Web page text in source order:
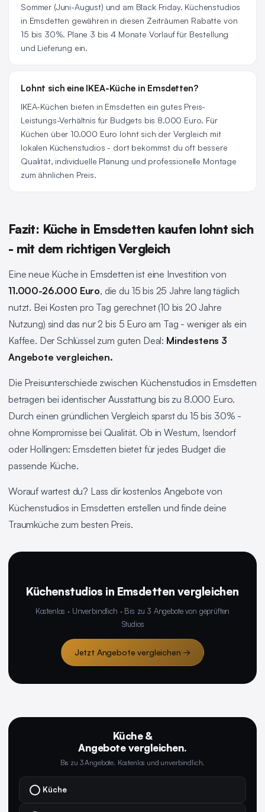
Sommer (Juni-August) und am Black Friday. Küchenstudios
in Emsdetten gewähren in diesen Zeiträumen Rabatte von
15 bis 30%. Plane 3 bis 4 Monate Vorlauf für Bestellung
und Lieferung ein.
Lohnt sich eine IKEA-Küche in Emsdetten?
IKEA-Küchen bieten in Emsdetten ein gutes Preis-
Leistungs-Verhältnis für Budgets bis 8.000 Euro. Für
Küchen über 10.000 Euro lohnt sich der Vergleich mit
lokalen Küchenstudios - dort bekommst du oft bessere
Qualität, individuelle Planung und professionelle Montage
zum ähnlichen Preis.
Fazit: Küche in Emsdetten kaufen lohnt sich
- mit dem richtigen Vergleich
Eine neue Küche in Emsdetten ist eine Investition von
11.000-26.000 Euro, die du 15 bis 25 Jahre lang täglich
nutzt. Bei Kosten pro Tag gerechnet (10 bis 20 Jahre
Nutzung) sind das nur 2 bis 5 Euro am Tag - weniger als ein
Kaffee. Der Schlüssel zum guten Deal: Mindestens 3
Angebote vergleichen.
Die Preisunterschiede zwischen Küchenstudios in Emsdetten
betragen bei identischer Ausstattung bis zu 8.000 Euro.
Durch einen gründlichen Vergleich sparst du 15 bis 30% -
ohne Kompromisse bei Qualität. Ob in Westum, Isendorf
oder Hollingen: Emsdetten bietet für jedes Budget die
passende Küche.
Worauf wartest du? Lass dir kostenlos Angebote von
Küchenstudios in Emsdetten erstellen und finde deine
Traumküche zum besten Preis.
Küchenstudios in Emsdetten vergleichen
Kostenlos · Unverbindlich · Bis zu 3 Angebote von geprüften
Studios
Jetzt Angebote vergleichen →
Küche &
Angebote vergleichen.
Bis zu 3 Angebote. Kostenlos und unverbindlich.
Küche